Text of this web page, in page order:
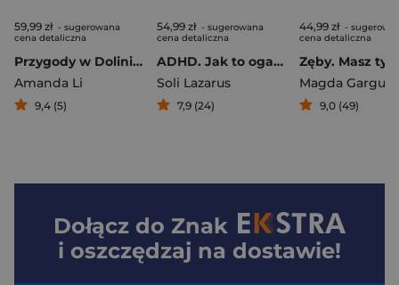
59,99 zł - sugerowana
cena detaliczna
Przygody w Dolinie Muminków [nowe wydanie]
Amanda Li
9,4 (5)
54,99 zł - sugerowana
cena detaliczna
ADHD. Jak to ogarnąć. Sprawdzone lifehacki dla nastolatków
Soli Lazarus
7,9 (24)
44,99 zł -
cena detaliczna
9,0 (49)
Dołącz do Znak
i oszczędzaj na dostawie!